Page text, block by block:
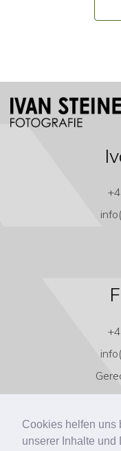
Cookies helfen uns
unserer Inhalte und